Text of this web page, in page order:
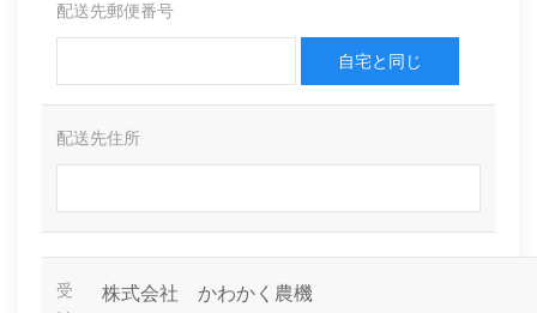
配送先郵便番号
自宅と同じ
配送先住所
受
株式会社 かわかく農機